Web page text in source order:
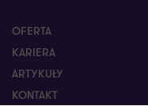
OFERTA
KARIERA
ARTYKUŁY
KONTAKT